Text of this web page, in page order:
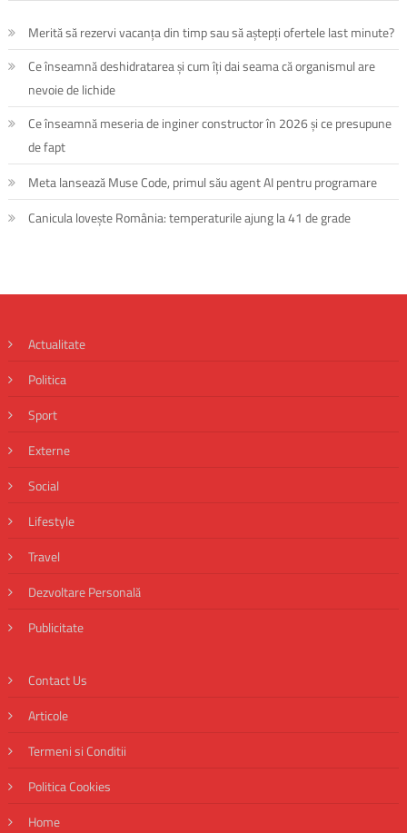
Merită să rezervi vacanța din timp sau să aștepți ofertele last minute?
Ce înseamnă deshidratarea și cum îți dai seama că organismul are
nevoie de lichide
Ce înseamnă meseria de inginer constructor în 2026 și ce presupune
de fapt
Meta lansează Muse Code, primul său agent AI pentru programare
Canicula lovește România: temperaturile ajung la 41 de grade
Actualitate
Politica
Sport
Externe
Social
Lifestyle
Travel
Dezvoltare Personală
Publicitate
Contact Us
Articole
Termeni si Conditii
Politica Cookies
Home